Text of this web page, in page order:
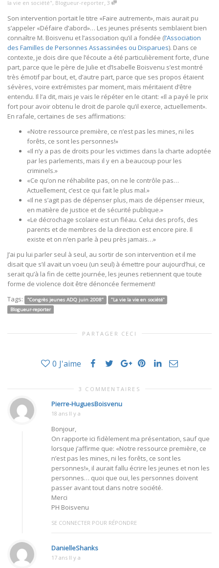
la vie en société", Blogueur-reporter, 3
Son intervention portait le titre «Faire autrement», mais aurait pu
s’appeler «Défaire d’abord»… Les jeunes présents semblaient bien
connaître M. Boisvenu et l’association qu’il a fondée (l’Association
des Familles de Personnes Assassinées ou Disparues). Dans ce
contexte, je dois dire que l’écoute a été particulièrement forte, d’une
part, parce que le père de Julie et d’Isabelle Boisvenu s’est montré
très émotif par bout, et, d’autre part, parce que ses propos étaient
sévères, voire extrémistes par moment, mais méritaient d’être
entendu. Il l’a dit, mais je vais le répéter en le citant: «Il a payé le prix
fort pour avoir obtenu le droit de parole qu’il exerce, actuellement».
En rafale, certaines de ses affirmations:
«Notre ressource première, ce n’est pas les mines, ni les
forêts, ce sont les personnes!»
«Il n’y a pas de droits pour les victimes dans la charte adoptée
par les parlements, mais il y en a beaucoup pour les
criminels.»
«Ce qu’on ne réhabilite pas, on ne le contrôle pas…
Actuellement, c’est ce qui fait le plus mal.»
«Il ne s’agit pas de dépenser plus, mais de dépenser mieux,
en matière de justice et de sécurité publique.»
«Le décrochage scolaire est un fléau. Celui des profs, des
parents et de membres de la direction est encore pire. Il
existe et on n’en parle à peu près jamais…»
J’ai pu lui parler seul à seul, au sortir de son intervention et il me
disait que s’il avait un voeu (un seul) à émettre pour aujourd’hui, ce
serait qu’à la fin de cette journée, les jeunes retiennent que toute
forme de violence doit être dénoncée fermement!
Tags:
"Congrès jeunes ADQ juin 2008"
"La vie la vie en société"
Blogueur-reporter
PARTAGER CECI
0 J'aime
3 COMMENTAIRES
Pierre-HuguesBoisvenu
18 ans Il y a
Bonjour,
On rapporte ici fidèlement ma présentation, sauf que
lorsque j’affirme que: «Notre ressource première, ce
n’est pas les mines, ni les forêts, ce sont les
personnes!», il aurait fallu écrire les jeunes et non les
personnes… quoi que oui, les personnes doivent
passer avant tout dans notre société.
Merci
PH Boisvenu
SE CONNECTER POUR RÉPONDRE
DanielleShanks
17 ans Il y a